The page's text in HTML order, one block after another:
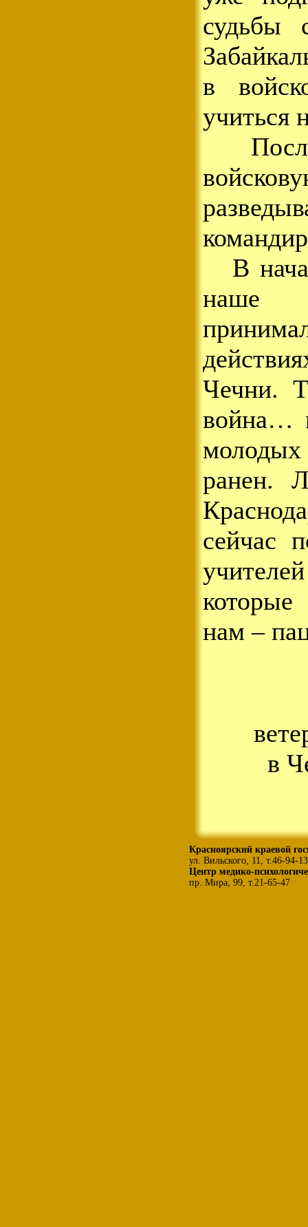
судьбы
в
учиться
После
В
наше
Чечни.
война…
ранен.
сейчас
нам –
в
Красноярский краевой
ул. Вильского, 11, т.46-94-13
Центр медико-
пр. Мира, 99, т.21-65-47